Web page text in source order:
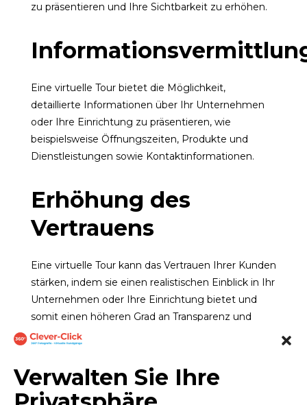
Verwalten Sie Ihre
zu präsentieren und Ihre Sichtbarkeit zu erhöhen.
Eine virtuelle Tour bietet die Möglichkeit,
detaillierte Informationen über Ihr Unternehmen
oder Ihre Einrichtung zu präsentieren, wie
beispielsweise Öffnungszeiten, Produkte und
Dienstleistungen sowie Kontaktinformationen.
Erhöhung des
Vertrauens
Eine virtuelle Tour kann das Vertrauen Ihrer Kunden
stärken, indem sie einen realistischen Einblick in Ihr
Unternehmen oder Ihre Einrichtung bietet und
somit einen höheren Grad an Transparenz und
Glaubwürdigkeit vermittelt.
Erweiterung des